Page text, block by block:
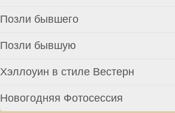
Позли бывшего
Позли бывшую
Хэллоуин в стиле Вестерн
Новогодняя Фотосессия